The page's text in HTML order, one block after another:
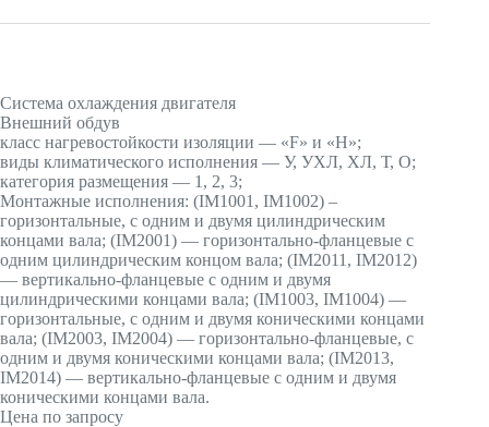
Система охлаждения двигателя
Внешний обдув
класс нагревостойкости изоляции — «F» и «H»;
виды климатического исполнения — У, УХЛ, ХЛ, Т, О;
категория размещения — 1, 2, 3;
Монтажные исполнения: (IМ1001, IМ1002) –
горизонтальные, с одним и двумя цилиндрическим
концами вала; (IМ2001) — горизонтально-фланцевые с
одним цилиндрическим концом вала; (IМ2011, IМ2012)
— вертикально-фланцевые с одним и двумя
цилиндрическими концами вала; (IМ1003, IМ1004) —
горизонтальные, с одним и двумя коническими концами
вала; (IМ2003, IМ2004) — горизонтально-фланцевые, с
одним и двумя коническими концами вала; (IМ2013,
IМ2014) — вертикально-фланцевые с одним и двумя
коническими концами вала.
Цена по запросу